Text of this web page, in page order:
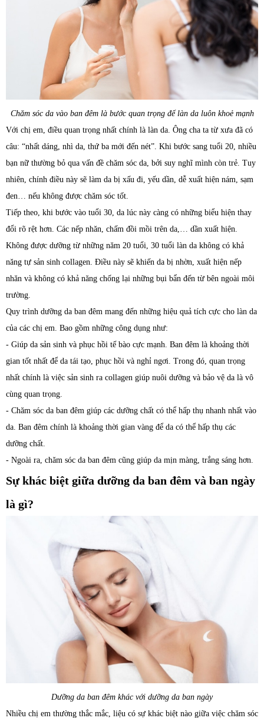
Chăm sóc da vào ban đêm là bước quan trọng để làn da luôn khoẻ mạnh
Với chị em, điều quan trọng nhất chính là làn da. Ông cha ta từ xưa đã có
câu: “nhất dáng, nhì da, thứ ba mới đến nét”. Khi bước sang tuổi 20, nhiều
bạn nữ thường bỏ qua vấn đề chăm sóc da, bởi suy nghĩ mình còn trẻ. Tuy
nhiên, chính điều này sẽ làm da bị xấu đi, yếu dần, dễ xuất hiện nám, sạm
đen… nếu không được chăm sóc tốt.
Tiếp theo, khi bước vào tuổi 30, da lúc này càng có những biểu hiện thay
đổi rõ rệt hơn. Các nếp nhăn, chấm đồi mồi trên da,… dần xuất hiện.
Không được dưỡng từ những năm 20 tuổi, 30 tuổi làn da không có khả
năng tự sản sinh collagen. Điều này sẽ khiến da bị nhờn, xuất hiện nếp
nhăn và không có khả năng chống lại những bụi bẩn đến từ bên ngoài môi
trường.
Quy trình dưỡng da ban đêm mang đến những hiệu quả tích cực cho làn da
của các chị em. Bao gồm những công dụng như:
- Giúp da sản sinh và phục hồi tế bào cực mạnh. Ban đêm là khoảng thời
gian tốt nhất để da tái tạo, phục hồi và nghỉ ngơi. Trong đó, quan trọng
nhất chính là việc sản sinh ra collagen giúp nuôi dưỡng và bảo vệ da là vô
cùng quan trọng.
- Chăm sóc da ban đêm giúp các dưỡng chất có thể hấp thụ nhanh nhất vào
da. Ban đêm chính là khoảng thời gian vàng để da có thể hấp thụ các
dưỡng chất.
- Ngoài ra, chăm sóc da ban đêm cũng giúp da mịn màng, trắng sáng hơn.
Sự khác biệt giữa dưỡng da ban đêm và ban ngày
là gì?
Dưỡng da ban đêm khác với dưỡng da ban ngày
Nhiều chị em thường thắc mắc, liệu có sự khác biệt nào giữa việc chăm sóc